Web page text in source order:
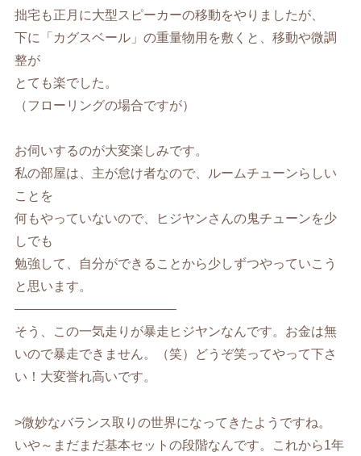
拙宅も正月に大型スピーカーの移動をやりましたが、
下に「カグスベール」の重量物用を敷くと、移動や微調
整が
とても楽でした。
（フローリングの場合ですが）
お伺いするのが大変楽しみです。
私の部屋は、主が怠け者なので、ルームチューンらしい
ことを
何もやっていないので、ヒジヤンさんの鬼チューンを少
しでも
勉強して、自分ができることから少しずつやっていこう
と思います。
————————————–
そう、この一気走りが暴走ヒジヤンなんです。お金は無
いので暴走できません。（笑）どうぞ笑ってやって下さ
い！大変誉れ高いです。
>微妙なバランス取りの世界になってきたようですね。
いや～まだまだ基本セットの段階なんです。これから1年